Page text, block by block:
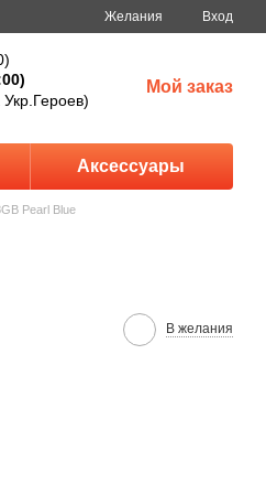
Желания Вход
Мой заказ
Аксессуары
Pearl Blue
В желания